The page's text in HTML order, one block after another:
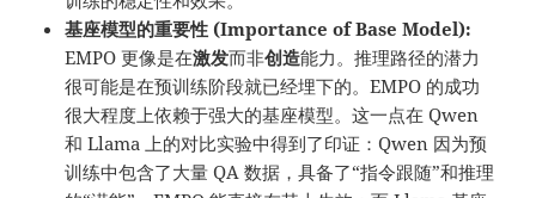
基座模型的重要性 (Importance of Base Model):
EMPO 更像是在激发而非创造能力。推理路径的潜力
很可能是在预训练阶段就已经埋下的。EMPO 的成功
很大程度上依赖于强大的基座模型。这一点在 Qwen
和 Llama 上的对比实验中得到了印证：Qwen 因为预
训练中包含了大量 QA 数据，具备了“指令跟随”和推理